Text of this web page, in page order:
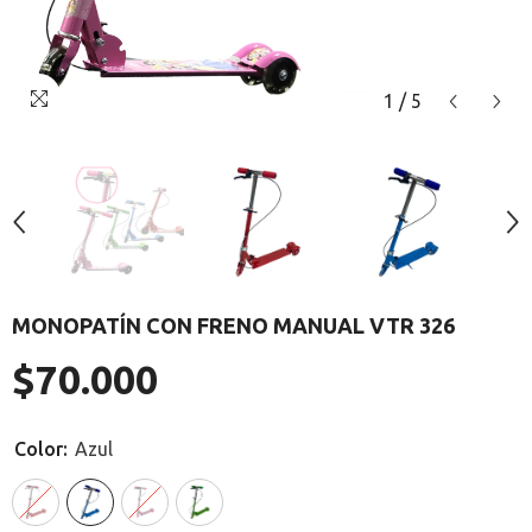
1 / 5
MONOPATÍN CON FRENO MANUAL VTR 326
Precio
regular
$70.000
Color: Azul